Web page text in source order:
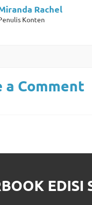
Rachel
Konten
a Comment
EDISI